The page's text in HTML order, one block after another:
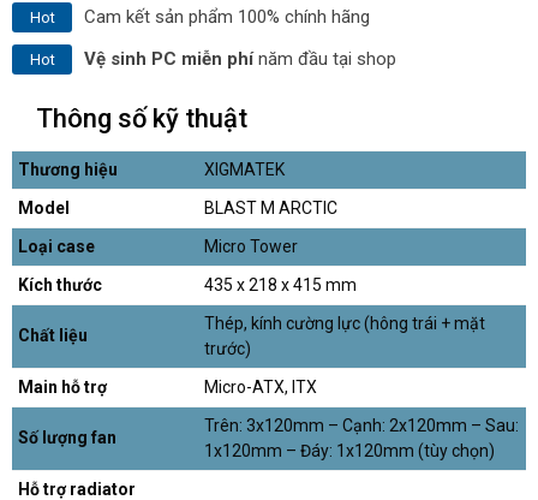
Hot Cam kết sản phẩm 100% chính hãng
Hot Vệ sinh PC miễn phínăm đầu tại shop
Thông số kỹ thuật
Thương hiệu
XIGMATEK
Model
BLAST M ARCTIC
Loại case
Micro Tower
Kích thước
435 x 218 x 415 mm
Chất liệu
Thép, kính cường lực (hông trái + mặt
trước)
Main hỗ trợ
Micro-ATX, ITX
Số lượng fan
Trên: 3x120mm – Cạnh: 2x120mm – Sau:
1x120mm – Đáy: 1x120mm (tùy chọn)
Hỗ trợ radiator